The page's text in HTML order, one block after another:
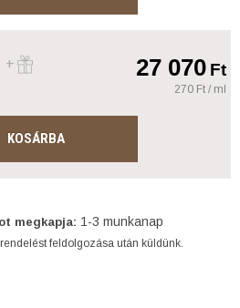
27 070Ft
270 Ft / ml
KOSÁRBA
megkapja: 1-3 munkanap
feldolgozása után küldünk.